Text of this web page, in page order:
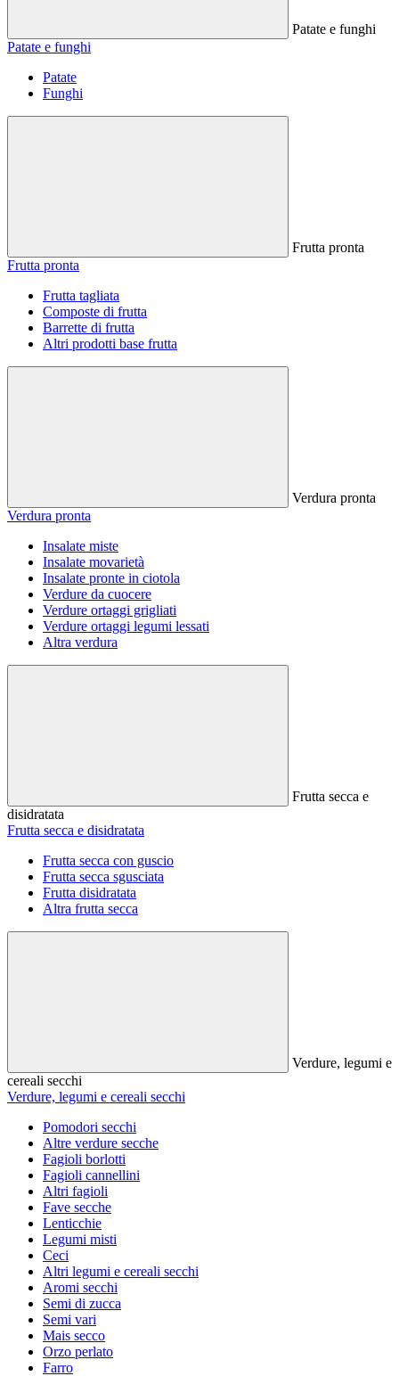
Patate e funghi
Patate e funghi
Patate
Funghi
Frutta pronta
Frutta pronta
Frutta tagliata
Composte di frutta
Barrette di frutta
Altri prodotti base frutta
Verdura pronta
Verdura pronta
Insalate miste
Insalate movarietà
Insalate pronte in ciotola
Verdure da cuocere
Verdure ortaggi grigliati
Verdure ortaggi legumi lessati
Altra verdura
Frutta secca e
disidratata
Frutta secca e disidratata
Frutta secca con guscio
Frutta secca sgusciata
Frutta disidratata
Altra frutta secca
Verdure, legumi e
cereali secchi
Verdure, legumi e cereali secchi
Pomodori secchi
Altre verdure secche
Fagioli borlotti
Fagioli cannellini
Altri fagioli
Fave secche
Lenticchie
Legumi misti
Ceci
Altri legumi e cereali secchi
Aromi secchi
Semi di zucca
Semi vari
Mais secco
Orzo perlato
Farro